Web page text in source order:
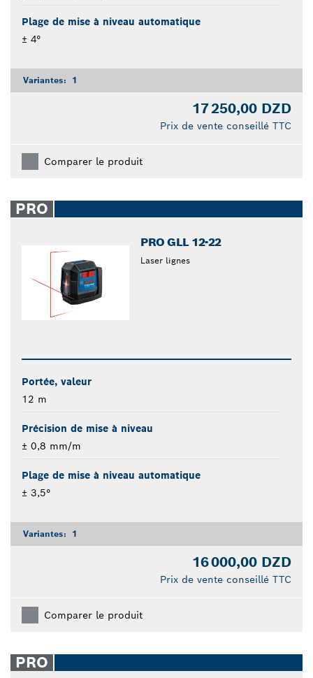
Plage de mise à niveau automatique
± 4°
Variantes: 1
17 250,00 DZD
Prix de vente conseillé TTC
Comparer le produit
PRO
PRO GLL 12-22
Laser lignes
Portée, valeur
12 m
Précision de mise à niveau
± 0,8 mm/m
Plage de mise à niveau automatique
± 3,5°
Variantes: 1
16 000,00 DZD
Prix de vente conseillé TTC
Comparer le produit
PRO